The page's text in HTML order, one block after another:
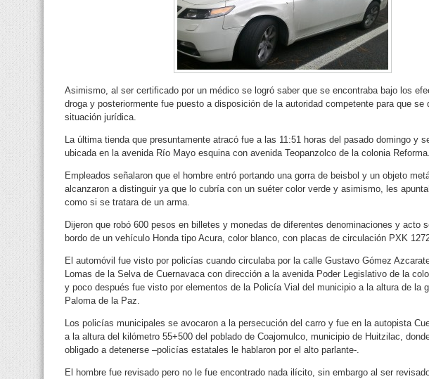
Asimismo, al ser certificado por un médico se logró saber que se encontraba bajo los
droga y posteriormente fue puesto a disposición de la autoridad competente para que se
situación jurídica.
La última tienda que presuntamente atracó fue a las 11:51 horas del pasado domingo y
ubicada en la avenida Río Mayo esquina con avenida Teopanzolco de la colonia Reforma.
Empleados señalaron que el hombre entró portando una gorra de beisbol y un objeto
alcanzaron a distinguir ya que lo cubría con un suéter color verde y asimismo, les
como si se tratara de un arma.
Dijeron que robó 600 pesos en billetes y monedas de diferentes denominaciones y acto
bordo de un vehículo Honda tipo Acura, color blanco, con placas de circulación PXK
El automóvil fue visto por policías cuando circulaba por la calle Gustavo Gómez
Lomas de la Selva de Cuernavaca con dirección a la avenida Poder Legislativo de la
y poco después fue visto por elementos de la Policía Vial del municipio a la altura de la
Paloma de la Paz.
Los policías municipales se avocaron a la persecución del carro y fue en la autopista
a la altura del kilómetro 55+500 del poblado de Coajomulco, municipio de Huitzilac,
obligado a detenerse –policías estatales le hablaron por el alto parlante-.
El hombre fue revisado pero no le fue encontrado nada ilícito, sin embargo al ser